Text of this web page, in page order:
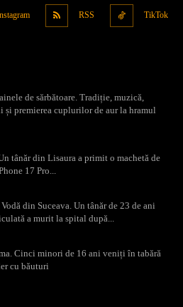
RSS TikTok
de sărbătoare. Tradiție, muzică,
premierea cuplurilor de aur la hramul
tânăr din Lisaura a primit o machetă de
17 Pro...
din Suceava. Un tânăr de 23 de ani
a murit la spital după...
Cinci minori de 16 ani veniți în tabără
cu băuturi